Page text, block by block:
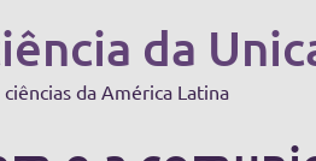
da
da América Latina